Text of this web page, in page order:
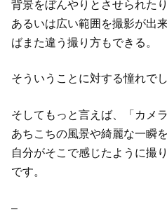
背景をぼんやりとさせられた
あるいは広い範囲を撮影が出
ばまた違う撮り方もできる。
そういうことに対する憧れでし
そしてもっと言えば、「カメ
あちこちの風景や綺麗な一瞬
自分がそこで感じたように撮
です。
–